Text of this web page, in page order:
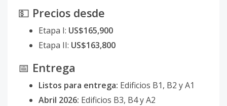
💵 Precios desde
Etapa I: US$165,900
Etapa II: US$163,800
📅 Entrega
Listos para entrega: Edificios B1, B2 y A1
Abril 2026: Edificios B3, B4 y A2